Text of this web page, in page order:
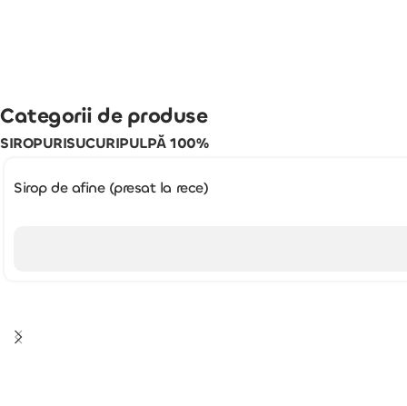
Categorii de produse
SIROPURISUCURIPULPĂ 100%
Sirop de afine (presat la rece)